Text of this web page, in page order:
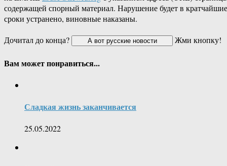
содержащей спорный материал. Нарушение будет в кратчайшие
сроки устранено, виновные наказаны.
Дочитал до конца?
Жми кнопку!
Вам может понравиться...
Сладкая жизнь заканчивается
25.05.2022